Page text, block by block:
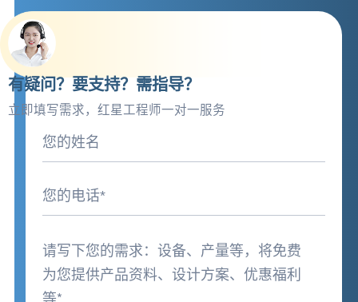
有疑问？要支持？需指导？
立即填写需求，红星工程师一对一服务